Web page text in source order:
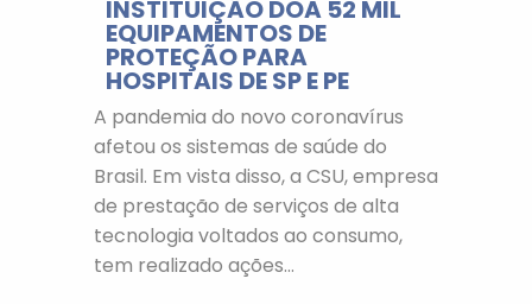
INSTITUIÇÃO DOA 52 MIL
EQUIPAMENTOS DE
PROTEÇÃO PARA
HOSPITAIS DE SP E PE
A pandemia do novo coronavírus
afetou os sistemas de saúde do
Brasil. Em vista disso, a CSU, empresa
de prestação de serviços de alta
tecnologia voltados ao consumo,
tem realizado ações...